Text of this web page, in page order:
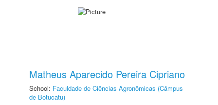
Matheus Aparecido Pereira Cipriano
School: Faculdade de Ciências Agronômicas (Câmpus
de Botucatu)